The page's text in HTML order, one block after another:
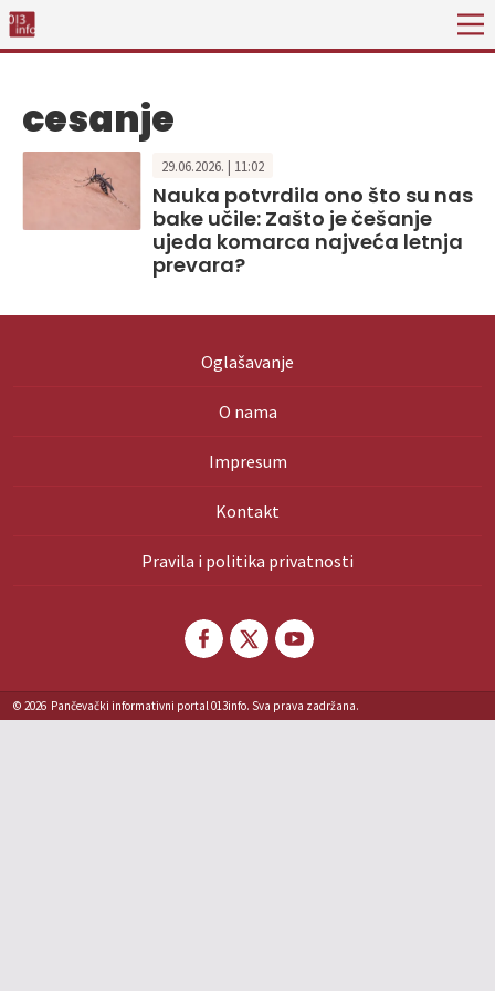
cesanje
29.06.2026. | 11:02
Nauka potvrdila ono što su nas
bake učile: Zašto je češanje
ujeda komarca najveća letnja
prevara?
Oglašavanje
O nama
Impresum
Kontakt
Pravila i politika privatnosti
© 2026 Pančevački informativni portal 013info. Sva prava zadržana.